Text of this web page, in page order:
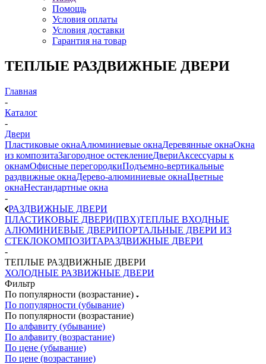
Помощь
Условия оплаты
Условия доставки
Гарантия на товар
ТЕПЛЫЕ РАЗДВИЖНЫЕ ДВЕРИ
Главная
-
Каталог
-
Двери
Пластиковые окнаАлюминиевые окнаДеревянные окнаОкна
из композитаЗагородное остеклениеДвериАксессуары к
окнамОфисные перегородкиПодъемно-вертикальные
раздвижные окнаДерево-алюминиевые окнаЦветные
окнаНестандартные окна
-
РАЗДВИЖНЫЕ ДВЕРИ
ПЛАСТИКОВЫЕ ДВЕРИ(ПВХ)ТЕПЛЫЕ ВХОДНЫЕ
АЛЮМИНИЕВЫЕ ДВЕРИПОРТАЛЬНЫЕ ДВЕРИ ИЗ
СТЕКЛОКОМПОЗИТАРАЗДВИЖНЫЕ ДВЕРИ
-
ТЕПЛЫЕ РАЗДВИЖНЫЕ ДВЕРИ
ХОЛОДНЫЕ РАЗВИЖНЫЕ ДВЕРИ
Фильтр
По популярности (возрастание)
По популярности (убывание)
По популярности (возрастание)
По алфавиту (убывание)
По алфавиту (возрастание)
По цене (убывание)
По цене (возрастание)